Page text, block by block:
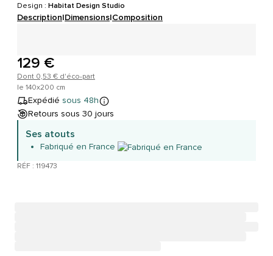
Design : Habitat Design Studio
Description|Dimensions|Composition
129 €
Dont 0,53 € d'éco-part
le 140x200 cm
Expédié sous 48h
Retours sous 30 jours
Ses atouts
Fabriqué en France
RÉF : 119473